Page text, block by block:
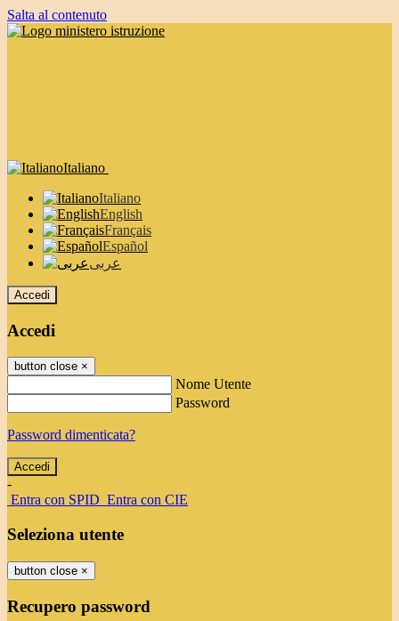
Salta al contenuto
Italiano
Italiano
English
Français
Español
عربى
Accedi
Accedi
button close ×
Nome Utente
Password
Password dimenticata?
-
Entra con SPID Entra con CIE
Seleziona utente
button close ×
Recupero password